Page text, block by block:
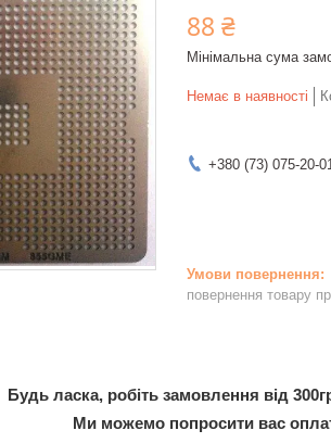
88 ₴
Мінімальна сума
Немає в наявності
+380 (73) 075-20-01
повернення товару
Будь ласка, робіть замовлення від
Ми можемо попросити вас